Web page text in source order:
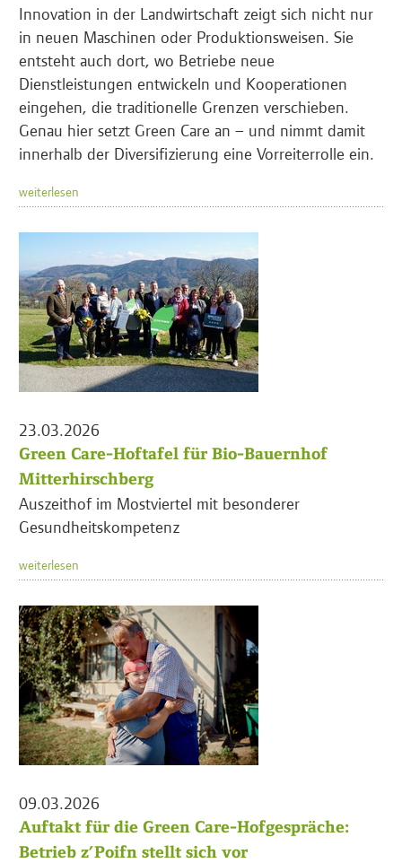
Innovation in der Landwirtschaft zeigt sich nicht nur
in neuen Maschinen oder Produktionsweisen. Sie
entsteht auch dort, wo Betriebe neue
Dienstleistungen entwickeln und Kooperationen
eingehen, die traditionelle Grenzen verschieben.
Genau hier setzt Green Care an – und nimmt damit
innerhalb der Diversifizierung eine Vorreiterrolle ein.
weiterlesen
23.03.2026
Green Care-Hoftafel für Bio-Bauernhof
Mitterhirschberg
Auszeithof im Mostviertel mit besonderer
Gesundheitskompetenz
weiterlesen
09.03.2026
Auftakt für die Green Care-Hofgespräche:
Betrieb z’Poifn stellt sich vor